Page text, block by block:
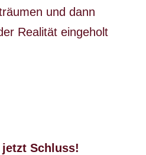
und dann
Realität eingeholt
Schluss!